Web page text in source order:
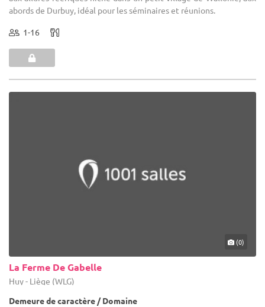
abords de Durbuy, idéal pour les séminaires et réunions.
1-16
(0)
La Ferme De Gabelle
Huy - Liège (WLG)
Demeure de caractère / Domaine